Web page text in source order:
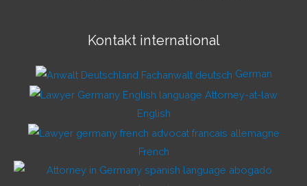
Kontakt international
German
English
French